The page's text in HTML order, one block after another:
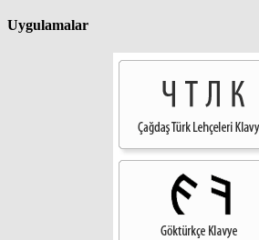
Uygulamalar